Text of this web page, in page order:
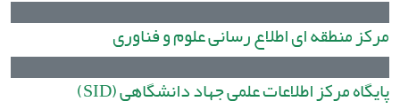
مرکز منطقه ای اطلاع رسانی علوم و فناوری
پایگاه مرکز اطلاعات علمی جهاد دانشگاهی (SID)